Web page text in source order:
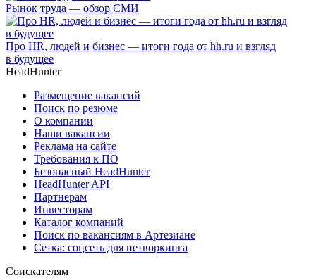
Рынок труда — обзор СМИ
Про HR, людей и бизнес — итоги года от hh.ru и взгляд
в будущее
HeadHunter
Размещение вакансий
Поиск по резюме
О компании
Наши вакансии
Реклама на сайте
Требования к ПО
Безопасный HeadHunter
HeadHunter API
Партнерам
Инвесторам
Каталог компаний
Поиск по вакансиям в Артезиане
Сетка: соцсеть для нетворкинга
Соискателям